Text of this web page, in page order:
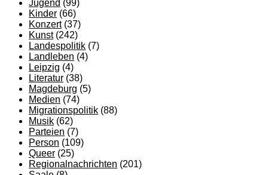
Jugend (99)
Kinder (66)
Konzert(37)
Kunst(242)
Landespolitik (7)
Landleben (4)
Leipzig (4)
Literatur (38)
Magdeburg (5)
Medien (74)
Migrationspolitik (88)
Musik (62)
Parteien (7)
Person (109)
Queer (25)
Regionalnachrichten (201)